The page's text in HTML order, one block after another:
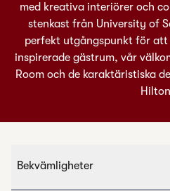
med kreativa interiörer och
stenkast från University of
perfekt utgångspunkt för
inspirerade gästrum, vår
Room och de karaktäristiska
Bekvämligheter